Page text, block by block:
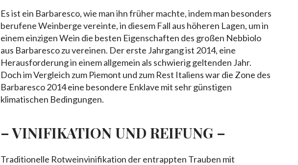
Es ist ein Barbaresco, wie man ihn früher machte, indem man besonders
berufene Weinberge vereinte, in diesem Fall aus höheren Lagen, um in
einem einzigen Wein die besten Eigenschaften des großen Nebbiolo
aus Barbaresco zu vereinen. Der erste Jahrgang ist 2014, eine
Herausforderung in einem allgemein als schwierig geltenden Jahr.
Doch im Vergleich zum Piemont und zum Rest Italiens war die Zone des
Barbaresco 2014 eine besondere Enklave mit sehr günstigen
klimatischen Bedingungen.
– VINIFIKATION UND REIFUNG –
Traditionelle Rotweinvinifikation der entrappten Trauben mit